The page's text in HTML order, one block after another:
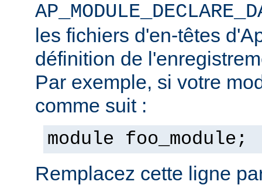
les fichiers d'en-têtes
définition de
Par exemple, si votre
comme suit :
module foo_module;
Remplacez cette ligne